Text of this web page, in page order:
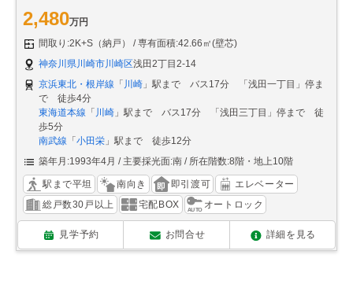
2,480万円
間取り:2K+S（納戸）
専有面積:42.66㎡(壁芯)
神奈川県川崎市川崎区浅田2丁目2-14
京浜東北・根岸線 「 川崎 」駅まで バス17分 「浅田一丁目」停ま
で 徒歩4分
東海道本線 「 川崎 」駅まで バス17分 「浅田三丁目」停まで 徒
歩5分
南武線 「 小田栄 」駅まで 徒歩12分
築年月:1993年4月
主要採光面:南 所在階数:8階・地上10階
駅まで平坦 南向き 即引渡可
エレベーター
総戸数30戸以上
宅配BOX オートロック
見学予約 お問合せ 詳細を見る